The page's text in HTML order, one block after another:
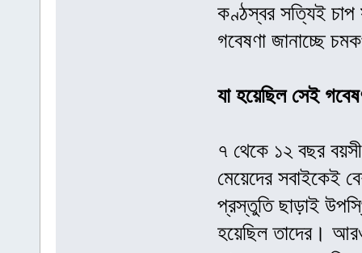
কণ্ঠস্বর সত্যিই চাপ
গবেষণা জানাচ্ছে
যা হয়েছিল সেই
৭ থেকে ১২ বছর
মেয়েদের সবাইকেই
প্রস্তুতি ছাড়াই
হয়েছিল তাদের।